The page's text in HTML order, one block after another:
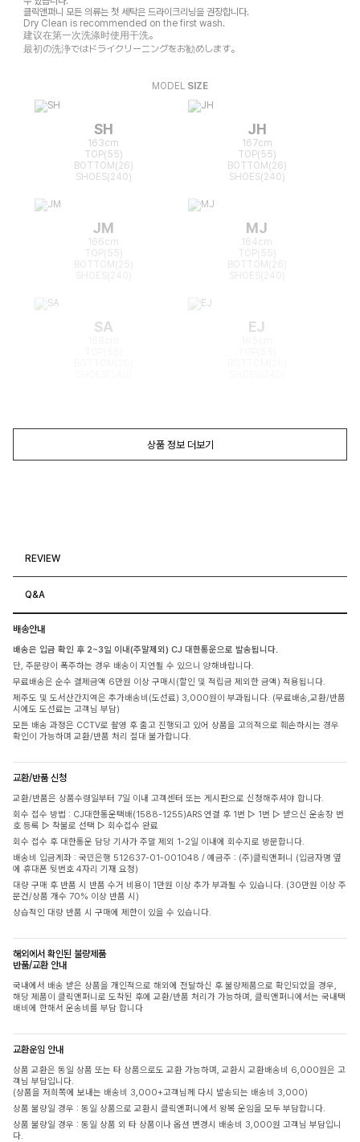
클릭앤퍼니 모든 의류는 첫 세탁은 드라이크리닝을 권장합니다.
Dry Clean is recommended on the first wash.
建议在第一次洗涤时使用干洗。
最初の洗浄ではドライクリーニングをお勧めします。
MODEL SIZE
SH
163cm
TOP(55)
BOTTOM(26)
SHOES(240)
JH
167cm
TOP(55)
BOTTOM(26)
SHOES(240)
JM
166cm
TOP(55)
BOTTOM(25)
MJ
164cm
TOP(55)
BOTTOM(26)
SA EJ
상품 정보 더보기
REVIEW
Q&A
배송안내
배송은 입금 확인 후 2~3일 이내(주말제외) CJ 대한통운으로 발송됩니다.
단, 주문량이 폭주하는 경우 배송이 지연될 수 있으니 양해바랍니다.
무료배송은 순수 결제금액 6만원 이상 구매시(할인 및 적립금 제외한 금액) 적용됩니다.
제주도 및 도서산간지역은 추가배송비(도선료) 3,000원이 부과됩니다. (무료배송,교환/반품
시에도 도선료는 고객님 부담)
모든 배송 과정은 CCTV로 촬영 후 출고 진행되고 있어 상품을 고의적으로 훼손하시는 경우
확인이 가능하며 교환/반품 처리 절대 불가합니다.
교환/반품 신청
교환/반품은 상품수령일부터 7일 이내 고객센터 또는 게시판으로 신청해주셔야 합니다.
회수 접수 방법 : CJ대한통운택배(1588-1255)ARS 연결 후 1번 ▷ 1번 ▷ 받으신 운송장 번
호 등록 ▷ 착불로 선택 ▷ 회수접수 완료
회수 접수 후 대한통운 담당 기사가 주말 제외 1-2일 이내에 회수지로 방문합니다.
배송비 입금계좌 : 국민은행 512637-01-001048 / 예금주 : (주)클릭앤퍼니 (입금자명 옆
에 휴대폰 뒷번호 4자리 기재 요청)
대량 구매 후 반품 시 반품 수거 비용이 1만원 이상 추가 부과될 수 있습니다. (30만원 이상 주
문건/상품 개수 70% 이상 반품 시)
상습적인 대량 반품 시 구매에 제한이 있을 수 있습니다.
해외에서 확인된 불량제품
반품/교환 안내
국내에서 배송 받은 상품을 개인적으로 해외에 전달하신 후 불량제품으로 확인되었을 경우,
해당 제품이 클릭앤퍼니로 도착된 후에 교환/반품 처리가 가능하며, 클릭앤퍼니에서는 국내택
배비에 한해서 운송비를 부담 합니다
교환운임 안내
상품 교환은 동일 상품 또는 타 상품으로도 교환 가능하며, 교환시 교환배송비 6,000원은 고
객님 부담입니다.
(상품을 저희쪽에 보내는 배송비 3,000+고객님께 다시 발송되는 배송비 3,000)
상품 불량일 경우 : 동일 상품으로 교환시 클릭앤퍼니에서 왕복 운임을 모두 부담합니다.
상품 불량일 경우 : 동일 상품 외 타 상품이나 옵션 변경시 배송비 3,000원 고객님 부담입니
다.